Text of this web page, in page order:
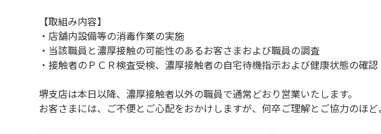
【取組み内容】
・店舗内設備等の消毒作業の実施
・当該職員と濃厚接触の可能性のあるお客さまおよび職員の調査
・接触者のＰＣＲ検査受検、濃厚接触者の自宅待機指示および健康状態の確認
堺支店は本日以降、濃厚接触者以外の職員で通常どおり営業いたします。
お客さまには、ご不便とご心配をおかけしますが、何卒ご理解とご協力のほ